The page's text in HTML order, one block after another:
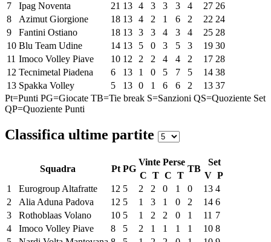
7
Ipag Noventa 21 13 4 3 3 3 4 27 26
8
Azimut Giorgione 18 13 4 2 1 6 2 22 24
9
Fantini Ostiano 18 13 3 3 4 3 4 25 28
10 Blu Team Udine 14 13 5 0 3 5 3 19 30
11 Imoco Volley Piave 10 12 2 2 4 4 2 17 28
12 Tecnimetal Piadena 6 13 1 0 5 7 5 14 38
13 Spakka Volley 5 13 0 1 6 6 2 13 37
Pt=Punti PG=Giocate TB=Tie break S=Sanzioni QS=Quoziente Set
QP=Quoziente Punti
Classifica ultime partite
Squadra Pt PG
Vinte Perse
TB
Set
C T C T V P
1
Eurogroup Altafratte 12 5 2 2 0 1 0 13 4
2
Alia Aduna Padova 12 5 1 3 1 0 2 14 6
3
Rothoblaas Volano 10 5 1 2 2 0 1 11 7
4
Imoco Volley Piave 8 5 2 1 1 1 1 10 8